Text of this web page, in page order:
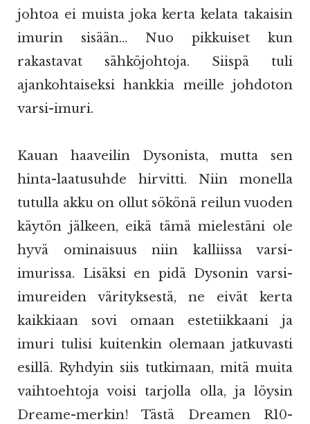
johtoa ei muista joka kerta kelata takaisin
imurin sisään... Nuo pikkuiset kun
rakastavat sähköjohtoja. Siispä tuli
ajankohtaiseksi hankkia meille johdoton
varsi-imuri.
Kauan haaveilin Dysonista, mutta sen
hinta-laatusuhde hirvitti. Niin monella
tutulla akku on ollut sökönä reilun vuoden
käytön jälkeen, eikä tämä mielestäni ole
hyvä ominaisuus niin kalliissa varsi-
imurissa. Lisäksi en pidä Dysonin varsi-
imureiden värityksestä, ne eivät kerta
kaikkiaan sovi omaan estetiikkaani ja
imuri tulisi kuitenkin olemaan jatkuvasti
esillä. Ryhdyin siis tutkimaan, mitä muita
vaihtoehtoja voisi tarjolla olla, ja löysin
Dreame-merkin! Tästä Dreamen R10-